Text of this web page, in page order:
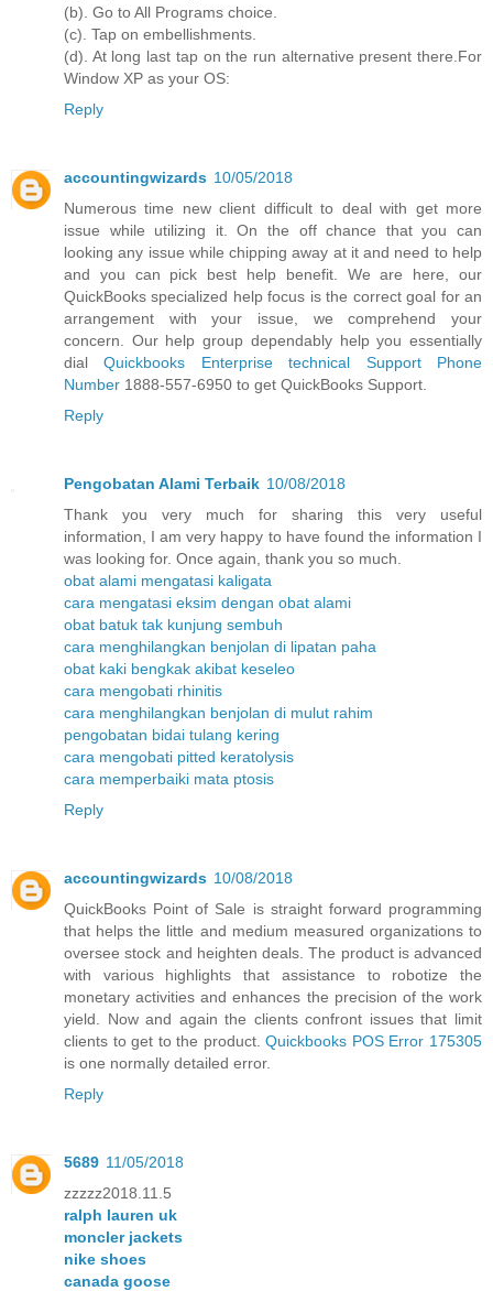
(b). Go to All Programs choice.
(c). Tap on embellishments.
(d). At long last tap on the run alternative present there.For
Window XP as your OS:
Reply
accountingwizards 10/05/2018
Numerous time new client difficult to deal with get more
issue while utilizing it. On the off chance that you can
looking any issue while chipping away at it and need to help
and you can pick best help benefit. We are here, our
QuickBooks specialized help focus is the correct goal for an
arrangement with your issue, we comprehend your
concern. Our help group dependably help you essentially
dialQuickbooks Enterprise technical Support Phone
Number 1888-557-6950 to get QuickBooks Support.
Reply
Pengobatan Alami Terbaik 10/08/2018
Thank you very much for sharing this very useful
information, I am very happy to have found the information I
was looking for. Once again, thank you so much.
obat alami mengatasi kaligata
cara mengatasi eksim dengan obat alami
obat batuk tak kunjung sembuh
cara menghilangkan benjolan di lipatan paha
obat kaki bengkak akibat keseleo
cara mengobati rhinitis
cara menghilangkan benjolan di mulut rahim
pengobatan bidai tulang kering
cara mengobati pitted keratolysis
cara memperbaiki mata ptosis
Reply
accountingwizards 10/08/2018
QuickBooks Point of Sale is straight forward programming
that helps the little and medium measured organizations to
oversee stock and heighten deals. The product is advanced
with various highlights that assistance to robotize the
monetary activities and enhances the precision of the work
yield. Now and again the clients confront issues that limit
clients to get to the product.Quickbooks POS Error 175305
is one normally detailed error.
Reply
5689 11/05/2018
zzzzz2018.11.5
ralph lauren uk
moncler jackets
nike shoes
canada goose